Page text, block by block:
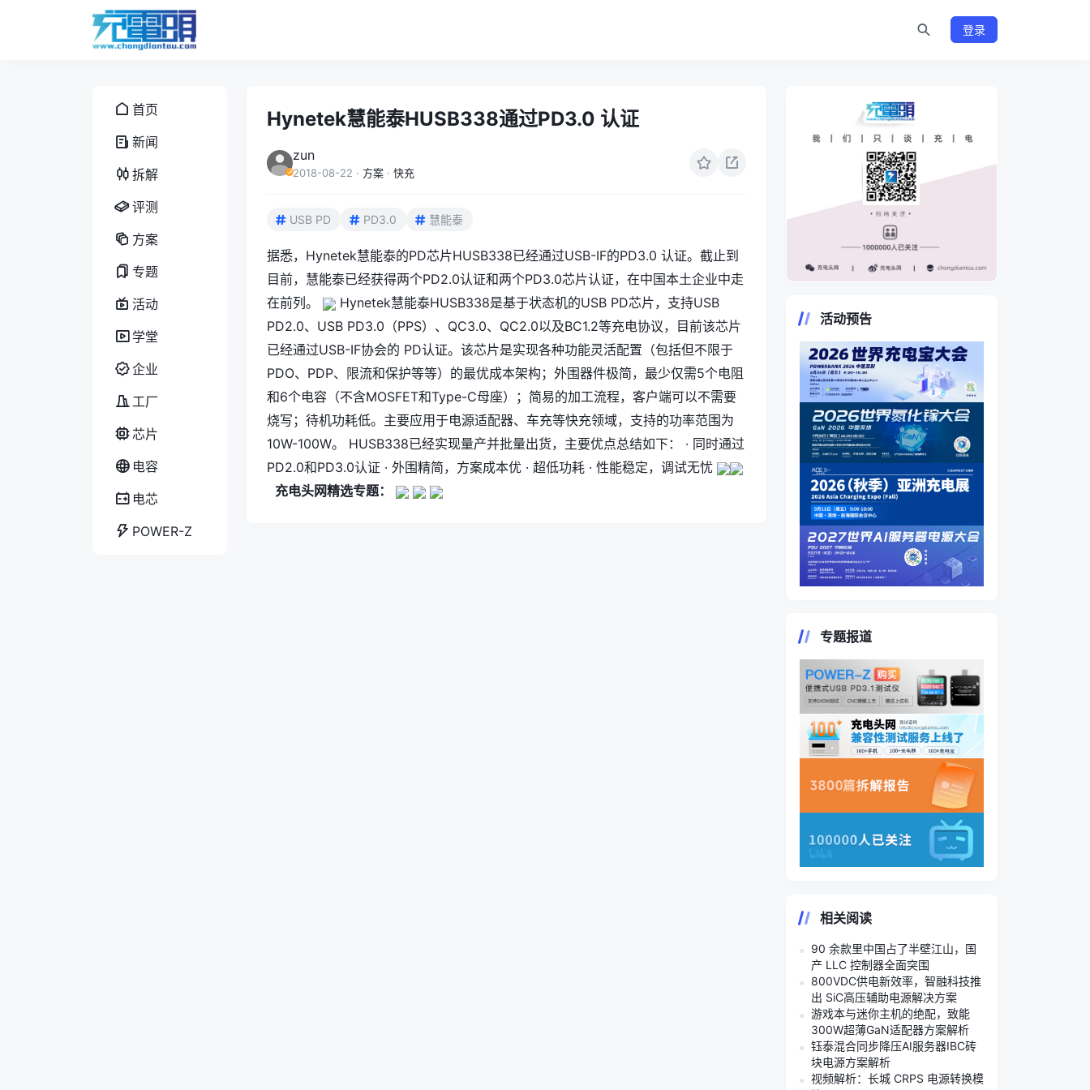
登录
首页
新闻
拆解
评测
方案
专题
活动
学堂
企业
工厂
芯片
电容
电芯
POWER-Z
Hynetek慧能泰HUSB338通过PD3.0 认证
zun
2018-08-22 · 方案 · 快充
USB PD PD3.0 慧能泰
据悉，Hynetek慧能泰的PD芯片HUSB338已经通过USB-IF的PD3.0 认证。截止到
目前，慧能泰已经获得两个PD2.0认证和两个PD3.0芯片认证，在中国本土企业中走
在前列。
Hynetek慧能泰HUSB338是基于状态机的USB PD芯片，支持USB
PD2.0、USB PD3.0（PPS）、QC3.0、QC2.0以及BC1.2等充电协议，目前该芯片
已经通过USB-IF协会的 PD认证。该芯片是实现各种功能灵活配置（包括但不限于
PDO、PDP、限流和保护等等）的最优成本架构；外围器件极简，最少仅需5个电阻
和6个电容（不含MOSFET和Type-C母座）；简易的加工流程，客户端可以不需要
烧写；待机功耗低。主要应用于电源适配器、车充等快充领域，支持的功率范围为
10W-100W。 HUSB338已经实现量产并批量出货，主要优点总结如下： · 同时通过
PD2.0和PD3.0认证 · 外围精简，方案成本优 · 超低功耗 · 性能稳定，调试无忧
充电头网精选专题：
活动预告
专题报道
相关阅读
90 余款里中国占了半壁江山，国
产 LLC 控制器全面突围
800VDC供电新效率，智融科技推
出 SiC高压辅助电源解决方案
游戏本与迷你主机的绝配，致能
300W超薄GaN适配器方案解析
钰泰混合同步降压AI服务器IBC砖
块电源方案解析
视频解析：长城 CRPS 电源转换模